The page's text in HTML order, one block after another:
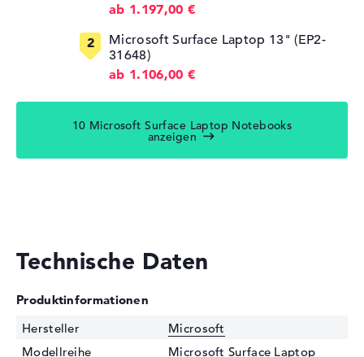
ab 1.197,00 €
Microsoft Surface Laptop 13" (EP2-
31648)
ab 1.106,00 €
10 Microsoft Surface Laptop Notebooks
anzeigen
Technische Daten
Produktinformationen
Hersteller
Microsoft
Modellreihe
Microsoft Surface Laptop